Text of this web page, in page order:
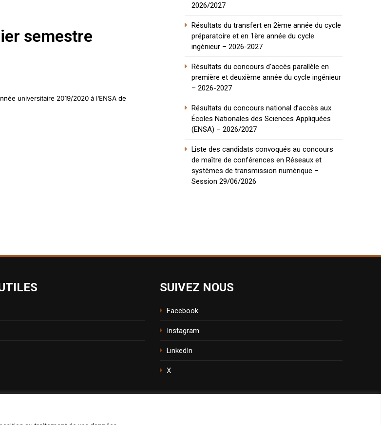
semestre
universitaire 2019/2020 à l’ENSA de
2026/2027
Résultats du transfert en 2ème année du cycle
préparatoire et en 1ère année du cycle
ingénieur – 2026-2027
Résultats du concours d’accès parallèle en
première et deuxième année du cycle ingénieur
– 2026-2027
Résultats du concours national d’accès aux
Écoles Nationales des Sciences Appliquées
(ENSA) – 2026/2027
Liste des candidats convoqués au concours
de maître de conférences en Réseaux et
systèmes de transmission numérique –
Session 29/06/2026
SUIVEZ NOUS
Facebook
Instagram
LinkedIn
X